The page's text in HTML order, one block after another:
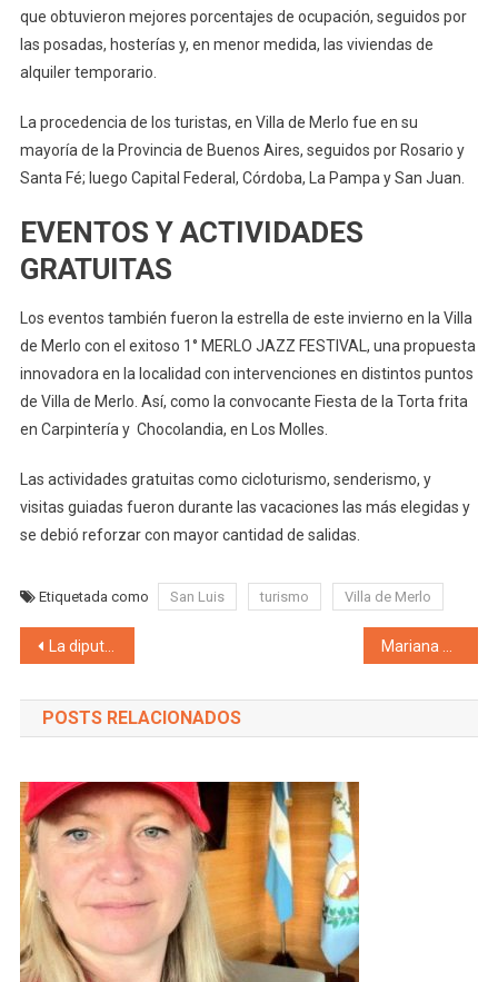
que obtuvieron mejores porcentajes de ocupación, seguidos por
las posadas, hosterías y, en menor medida, las viviendas de
alquiler temporario.
La procedencia de los turistas, en Villa de Merlo fue en su
mayoría de la Provincia de Buenos Aires, seguidos por Rosario y
Santa Fé; luego Capital Federal, Córdoba, La Pampa y San Juan.
EVENTOS Y ACTIVIDADES
GRATUITAS
Los eventos también fueron la estrella de este invierno en la Villa
de Merlo con el exitoso 1° MERLO JAZZ FESTIVAL, una propuesta
innovadora en la localidad con intervenciones en distintos puntos
de Villa de Merlo. Así, como la convocante Fiesta de la Torta frita
en Carpintería y Chocolandia, en Los Molles.
Las actividades gratuitas como cicloturismo, senderismo, y
visitas guiadas fueron durante las vacaciones las más elegidas y
se debió reforzar con mayor cantidad de salidas.
Etiquetada como San Luis turismo Villa de Merlo
Navegación de entradas
La diputada Soledad Sosa le contestó a Esteban Bullrich: «#NiUnaMenos es terminar con el aborto clandestino que se cobra vidas de las mujeres»
POSTS RELACIONADOS